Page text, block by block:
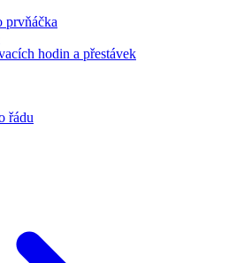
prvňáčka
hodin a přestávek
řádu